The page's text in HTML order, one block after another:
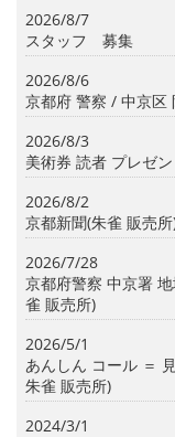
2026/8/7
スタッフ 募集
2026/8/6
京都府 警察 / 中京区
2026/8/3
美術券 読者 プレゼ
2026/8/2
京都新聞(朱雀 販売
2026/7/28
京都府警察 中京署
雀 販売所)
2026/5/1
あんしん コール ＝
朱雀 販売所)
2024/3/1